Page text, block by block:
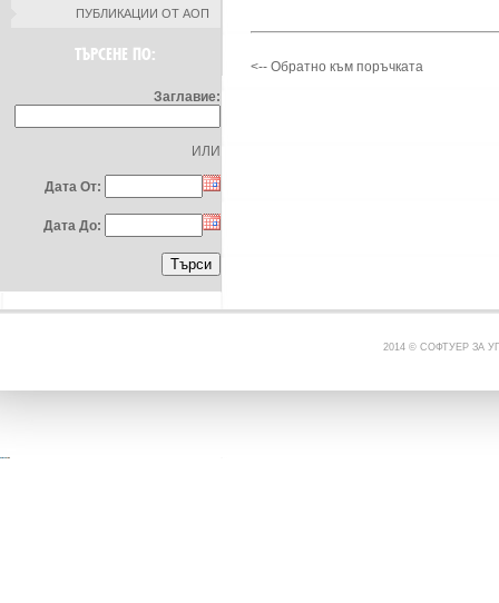
ПУБЛИКАЦИИ ОТ АОП
ТЪРСЕНЕ ПО:
Заглавие:
ИЛИ
Дата От:
Дата До:
<-- Обратно към поръчката
2014 © СОФТУЕР ЗА